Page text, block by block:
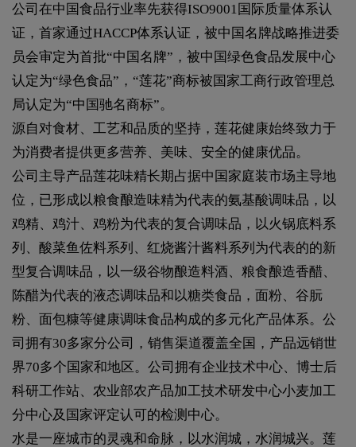
公司在中国食品行业率先获得ISO9001国际质量体系认
证，首家通过HACCP体系认证，被中国名牌战略推进委
员会审定为首批“中国名牌”，被中国绿色食品发展中心
认定为“绿色食品”，“莲花”商标被国家工商行政管理总
局认定为“中国驰名商标”。
源自对食材、工艺和品质的坚持，莲花健康始终致力于
为消费者提供更多营养、美味、安全的健康优品。
公司主导产品莲花味精长期占据中国家庭装市场主导地
位，已形成以粮食酿造味精为代表的氨基酸调味品，以
鸡精、鸡汁、鸡粉为代表的复合调味品，以火锅底料系
列、酸菜鱼佐料系列、红烧酱汁酱料系列为代表的的新
型复合调味品，以一级谷物酿造料酒、粮食酿造香醋、
陈醋为代表的液态调味品和以糖类食品，面粉、谷朊
粉、面包糠等健康调味食品构成的多元化产品体系。公
司拥有30多家分公司，销售渠道覆盖全国，产品远销世
界70多个国家和地区。公司拥有企业技术中心、博士后
科研工作站、农业部农产品加工技术研发中心小麦加工
分中心及国家评定认可的检测中心。
水是一座城市的灵魂和命脉，以水润城，水润城兴。莲